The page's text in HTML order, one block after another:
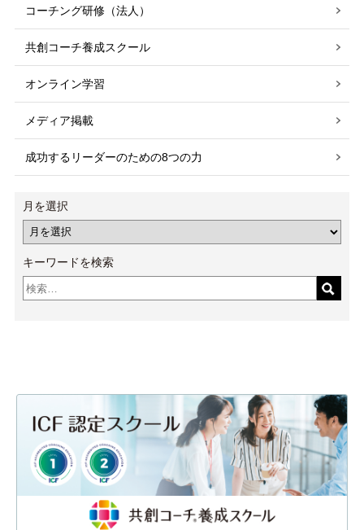
コーチング研修（法人）
共創コーチ養成スクール
オンライン学習
メディア掲載
成功するリーダーのための8つの力
月を選択
キーワードを検索